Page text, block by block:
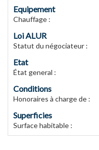
Equipement
Chauffage :
Loi ALUR
Statut du négociateur :
Etat
État general :
Conditions
Honoraires à charge de :
Superficies
Surface habitable :